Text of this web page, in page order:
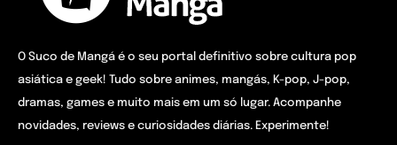
O Suco de Mangá é o seu portal definitivo sobre cultura pop
asiática e geek! Tudo sobre animes, mangás, K-pop, J-pop,
dramas, games e muito mais em um só lugar. Acompanhe
novidades, reviews e curiosidades diárias. Experimente!